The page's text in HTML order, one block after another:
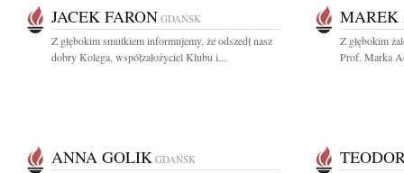
JACEK FARON GDAŃSK
Z głębokim smutkiem informujemy, że odszedł nasz
dobry Kolega, współzałożyciel Klubu i...
MAREK
Z głębokim
Prof. Marka
ANNA GOLIK GDAŃSK